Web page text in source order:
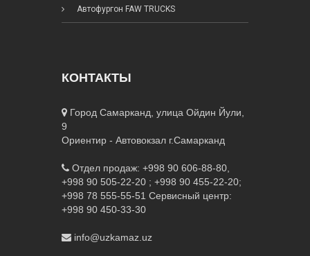
Автофургон FAW TRUCKS
КОНТАКТЫ
Город Самарканд, улица Ойдин Йули,
9
Ориентир - Автовокзал г.Самарканд
Отдел продаж: +998 90 606-88-80,
+998 90 505-22-20 ; +998 90 455-22-20;
+998 78 555-55-51 Сервисный центр:
+998 90 450-33-30
info@uzkamaz.uz